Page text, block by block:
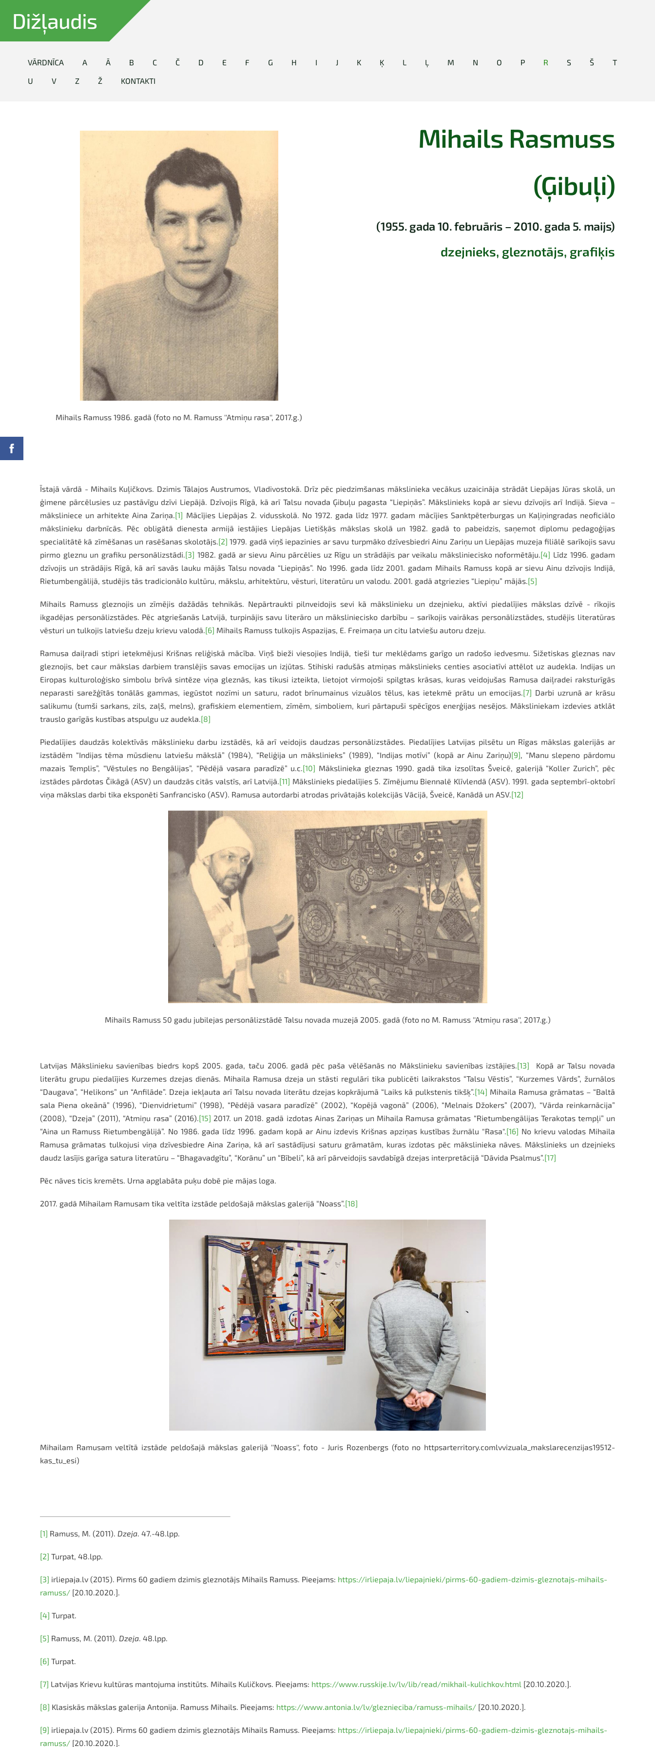
Dižļaudis
VĀRDNĪCA A Ā B C Č D E F G H I J K Ķ L Ļ M N O P R S Š
T
U
V Z Ž KONTAKTI
Mihails Ramuss 1986. gadā (foto no M. Ramuss ''Atmiņu rasa'', 2017.g.)
Mihails Rasmuss
(Ģibuļi)
(1955. gada 10. februāris – 2010. gada 5. maijs)
dzejnieks, gleznotājs, grafiķis
Īstajā vārdā - Mihails Kuļičkovs. Dzimis Tālajos Austrumos, Vladivostokā. Drīz pēc piedzimšanas mākslinieka vecākus uzaicināja strādāt Liepājas Jūras skolā, un
ģimene pārcēlusies uz pastāvīgu dzīvi Liepājā. Dzīvojis Rīgā, kā arī Talsu novada Ģibuļu pagasta “Liepiņās”. Mākslinieks kopā ar sievu dzīvojis arī Indijā. Sieva –
māksliniece un arhitekte Aina Zariņa. [1] Mācījies Liepājas 2. vidusskolā. No 1972. gada līdz 1977. gadam mācījies Sanktpēterburgas un Kaļiņingradas neoficiālo
mākslinieku darbnīcās. Pēc obligātā dienesta armijā iestājies Liepājas Lietišķās mākslas skolā un 1982. gadā to pabeidzis, saņemot diplomu pedagoģijas
specialitātē kā zīmēšanas un rasēšanas skolotājs. [2] 1979. gadā viņš iepazinies ar savu turpmāko dzīvesbiedri Ainu Zariņu un Liepājas muzeja filiālē sarīkojis savu
pirmo gleznu un grafiku personālizstādi. [3] 1982. gadā ar sievu Ainu pārcēlies uz Rīgu un strādājis par veikalu māksliniecisko noformētāju. [4] Līdz 1996. gadam
dzīvojis un strādājis Rīgā, kā arī savās lauku mājās Talsu novada “Liepiņās”. No 1996. gada līdz 2001. gadam Mihails Ramuss kopā ar sievu Ainu dzīvojis Indijā,
Rietumbengālijā, studējis tās tradicionālo kultūru, mākslu, arhitektūru, vēsturi, literatūru un valodu. 2001. gadā atgriezies “Liepiņu” mājās. [5]
Mihails Ramuss gleznojis un zīmējis dažādās tehnikās. Nepārtraukti pilnveidojis sevi kā mākslinieku un dzejnieku, aktīvi piedalījies mākslas dzīvē - rīkojis
ikgadējas personālizstādes. Pēc atgriešanās Latvijā, turpinājis savu literāro un māksliniecisko darbību – sarīkojis vairākas personālizstādes, studējis literatūras
vēsturi un tulkojis latviešu dzeju krievu valodā. [6] Mihails Ramuss tulkojis Aspazijas, E. Freimaņa un citu latviešu autoru dzeju.
Ramusa daiļradi stipri ietekmējusi Krišnas reliģiskā mācība. Viņš bieži viesojies Indijā, tieši tur meklēdams garīgo un radošo iedvesmu. Sižetiskas gleznas nav
gleznojis, bet caur mākslas darbiem translējis savas emocijas un izjūtas. Stihiski radušās atmiņas mākslinieks centies asociatīvi attēlot uz audekla. Indijas un
Eiropas kulturoloģisko simbolu brīvā sintēze viņa gleznās, kas tikusi izteikta, lietojot virmojoši spilgtas krāsas, kuras veidojušas Ramusa daiļradei raksturīgās
neparasti sarežģītās tonālās gammas, iegūstot nozīmi un saturu, radot brīnumainus vizuālos tēlus, kas ietekmē prātu un emocijas. [7] Darbi uzrunā ar krāsu
salikumu (tumši sarkans, zils, zaļš, melns), grafiskiem elementiem, zīmēm, simboliem, kuri pārtapuši spēcīgos enerģijas nesējos. Māksliniekam izdevies atklāt
trauslo garīgās kustības atspulgu uz audekla. [8]
Piedalījies daudzās kolektīvās mākslinieku darbu izstādēs, kā arī veidojis daudzas personālizstādes. Piedalījies Latvijas pilsētu un Rīgas mākslas galerijās ar
izstādēm “Indijas tēma mūsdienu latviešu mākslā” (1984), “Reliģija un mākslinieks” (1989), “Indijas motīvi” (kopā ar Ainu Zariņu)[9] , “Manu slepeno pārdomu
mazais Templis”, “Vēstules no Bengālijas”, “Pēdējā vasara paradīzē” u.c. [10] Mākslinieka gleznas 1990. gadā tika izsolītas Šveicē, galerijā “Koller Zurich”, pēc
izstādes pārdotas Čikāgā (ASV) un daudzās citās valstīs, arī Latvijā. [11] Mākslinieks piedalījies 5. Zīmējumu Biennalē Klīvlendā (ASV). 1991. gada septembrī-oktobrī
viņa mākslas darbi tika eksponēti Sanfrancisko (ASV). Ramusa autordarbi atrodas privātajās kolekcijās Vācijā, Šveicē, Kanādā un ASV. [12]
Mihails Ramuss 50 gadu jubilejas personālizstādē Talsu novada muzejā 2005. gadā (foto no M. Ramuss ''Atmiņu rasa'', 2017.g.)
Latvijas Mākslinieku savienības biedrs kopš 2005. gada, taču 2006. gadā pēc paša vēlēšanās no Mākslinieku savienības izstājies.[13]
Kopā ar Talsu novada
literātu grupu piedalījies Kurzemes dzejas dienās. Mihaila Ramusa dzeja un stāsti regulāri tika publicēti laikrakstos “Talsu Vēstis”, “Kurzemes Vārds”, žurnālos
“Daugava”, “Helikons” un “Anfilāde”. Dzeja iekļauta arī Talsu novada literātu dzejas kopkrājumā “Laiks kā pulkstenis tikšķ”.[14] Mihaila Ramusa grāmatas – “Baltā
sala Piena okeānā” (1996), “Dienvidrietumi” (1998), “Pēdējā vasara paradīzē” (2002), “Kopējā vagonā” (2006), “Melnais Džokers” (2007), “Vārda reinkarnācija”
(2008), “Dzeja” (2011), “Atmiņu rasa” (2016).[15] 2017. un 2018. gadā izdotas Ainas Zariņas un Mihaila Ramusa grāmatas “Rietumbengālijas Terakotas tempļi” un
“Aina un Ramuss Rietumbengālijā”. No 1986. gada līdz 1996. gadam kopā ar Ainu izdevis Krišnas apziņas kustības žurnālu "Rasa".[16] No krievu valodas Mihaila
Ramusa grāmatas tulkojusi viņa dzīvesbiedre Aina Zariņa, kā arī sastādījusi saturu grāmatām, kuras izdotas pēc mākslinieka nāves. Mākslinieks un dzejnieks
daudz lasījis garīga satura literatūru – “Bhagavadgītu”, “Korānu” un “Bībeli”, kā arī pārveidojis savdabīgā dzejas interpretācijā “Dāvida Psalmus”.[17]
Pēc nāves ticis kremēts. Urna apglabāta puķu dobē pie mājas loga.
2017. gadā Mihailam Ramusam tika veltīta izstāde peldošajā mākslas galerijā “Noass”.[18]
Mihailam Ramusam veltītā izstāde peldošajā mākslas galerijā ''Noass'', foto - Juris Rozenbergs (foto no httpsarterritory.comlvvizuala_makslarecenzijas19512-
kas_tu_esi)
[1] Ramuss, M. (2011). Dzeja. 47.-48.lpp.
[2] Turpat, 48.lpp.
[3] irliepaja.lv (2015). Pirms 60 gadiem dzimis gleznotājs Mihails Ramuss. Pieejams: https://irliepaja.lv/liepajnieki/pirms-60-gadiem-dzimis-gleznotajs-mihails-
ramuss/ [20.10.2020.].
[4] Turpat.
[5] Ramuss, M. (2011). Dzeja. 48.lpp.
[6] Turpat.
[7] Latvijas Krievu kultūras mantojuma institūts. Mihails Kuličkovs. Pieejams: https://www.russkije.lv/lv/lib/read/mikhail-kulichkov.html [20.10.2020.].
[8] Klasiskās mākslas galerija Antonija. Ramuss Mihails. Pieejams: https://www.antonia.lv/lv/gleznieciba/ramuss-mihails/ [20.10.2020.].
[9] irliepaja.lv (2015). Pirms 60 gadiem dzimis gleznotājs Mihails Ramuss. Pieejams: https://irliepaja.lv/liepajnieki/pirms-60-gadiem-dzimis-gleznotajs-mihails-
ramuss/ [20.10.2020.].